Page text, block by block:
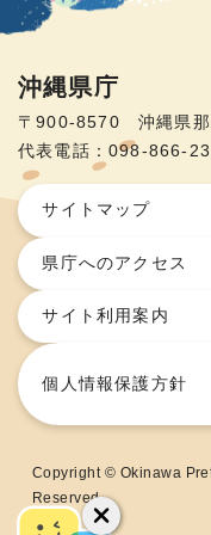
沖縄県庁
〒900-8570 沖縄県那
代表電話：098-866-
サイトマップ
県庁へのアクセス
サイト利用案内
個人情報保護方針
Copyright © Okinawa
Reserved.